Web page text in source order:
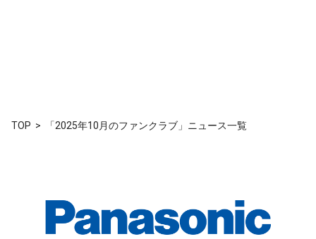
TOP 「2025年10月のファンクラブ」ニュース一覧